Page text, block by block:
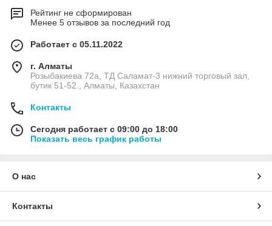
Рейтинг не сформирован
Менее 5 отзывов за последний год
Работает с 05.11.2022
г. Алматы
Розыбакиева 72а, ТД Саламат-3 нижний торговый зал,
бутик 51-52., Алматы, Казахстан
Контакты
Сегодня работает с 09:00 до 18:00
Показать весь график работы
О нас
Контакты